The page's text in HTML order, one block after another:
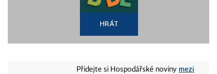
HRÁT
Přidejte si Hospodářské noviny mezi